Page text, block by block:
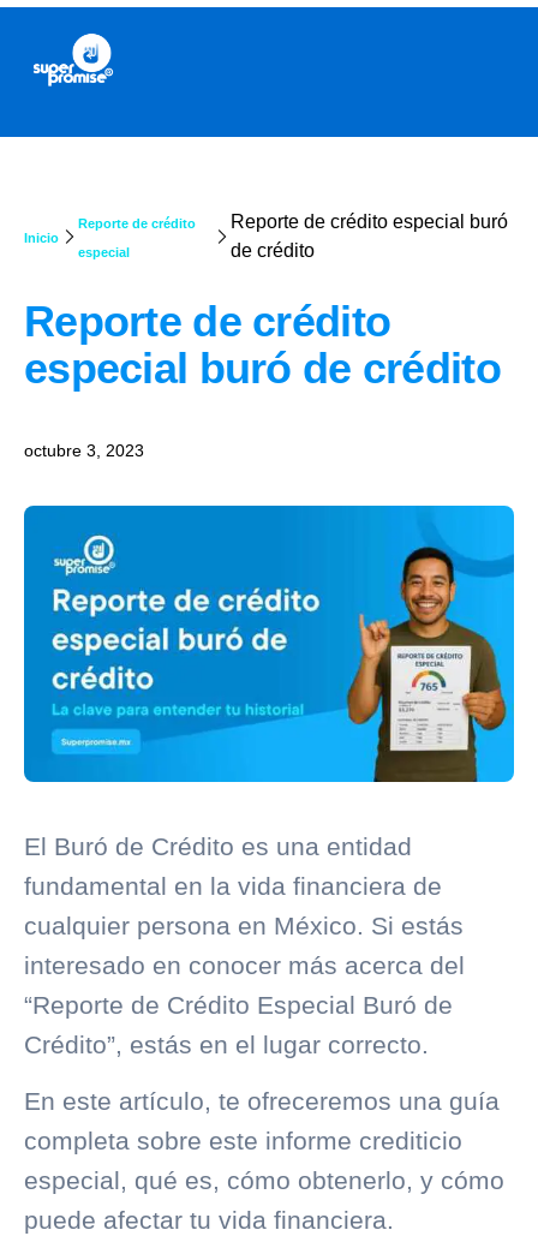
Inicio
Reporte de crédito
especial
Reporte de crédito especial buró
de crédito
Reporte de crédito
especial buró de crédito
octubre 3, 2023
El Buró de Crédito es una entidad
fundamental en la vida financiera de
cualquier persona en México. Si estás
interesado en conocer más acerca del
“Reporte de Crédito Especial Buró de
Crédito”, estás en el lugar correcto.
En este artículo, te ofreceremos una guía
completa sobre este informe crediticio
especial, qué es, cómo obtenerlo, y cómo
puede afectar tu vida financiera.